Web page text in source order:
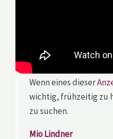
Wenn eines dieser
wichtig, frühzeitig zu
zu suchen.
Mio Lindner